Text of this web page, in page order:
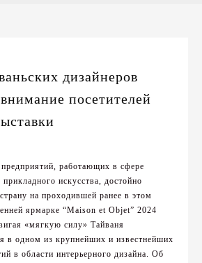
дизайнеров
посетителей
предприятий, работающих в сфере
прикладного искусства, достойно
на проходившей ранее в этом
ярмарке “Maison et Objet” 2024
«мягкую силу» Тайваня
в одном из крупнейших и известнейших
в области интерьерного дизайна. Об